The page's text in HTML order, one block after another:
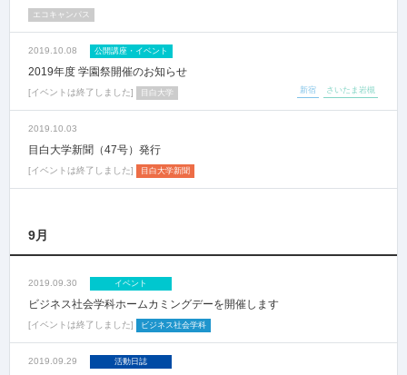
エコキャンパス
2019.10.08 公開講座・イベント
2019年度 学園祭開催のお知らせ
イベントは終了しました 新宿 さいたま岩槻
目白大学
2019.10.03
目白大学新聞（47号）発行
イベントは終了しました 目白大学新聞
9月
2019.09.30 イベント
ビジネス社会学科ホームカミングデーを開催します
イベントは終了しました ビジネス社会学科
2019.09.29 活動日誌